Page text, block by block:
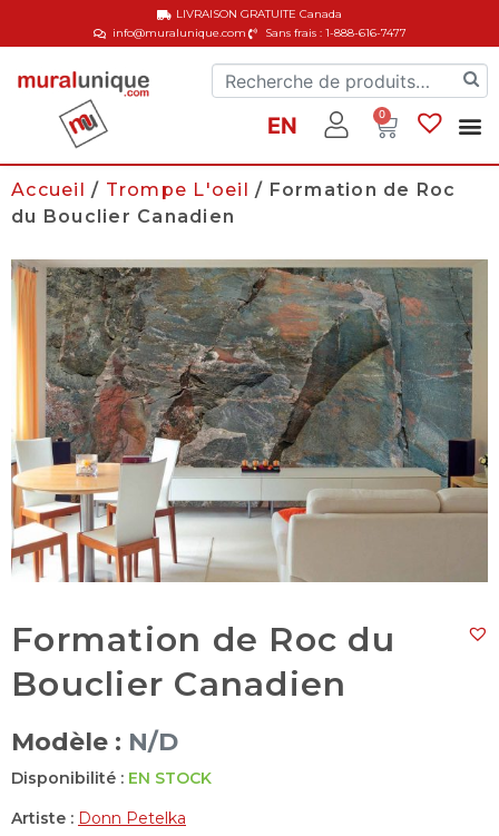
info@muralunique.com Sans frais : 1-888-616-7477
LIVRAISON GRATUITECanada
EN 0
Accueil / Trompe L'oeil / Formation de Roc
du Bouclier Canadien
Formation de Roc du
Bouclier Canadien
Modèle : N/D
Disponibilité : EN STOCK
Artiste : Donn Petelka